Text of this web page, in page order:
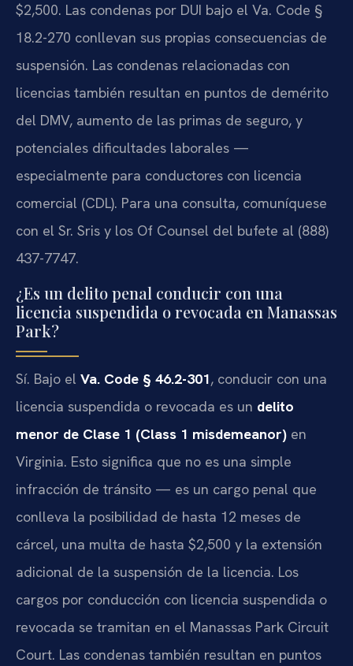
$2,500. Las condenas por DUI bajo el Va. Code §
18.2-270 conllevan sus propias consecuencias de
suspensión. Las condenas relacionadas con
licencias también resultan en puntos de demérito
del DMV, aumento de las primas de seguro, y
potenciales dificultades laborales —
especialmente para conductores con licencia
comercial (CDL). Para una consulta, comuníquese
con el Sr. Sris y los Of Counsel del bufete al (888)
437-7747.
¿Es un delito penal conducir con una
licencia suspendida o revocada en Manassas
Park?
Sí. Bajo el Va. Code § 46.2-301, conducir con una
licencia suspendida o revocada es un delito
menor de Clase 1 (Class 1 misdemeanor) en
Virginia. Esto significa que no es una simple
infracción de tránsito — es un cargo penal que
conlleva la posibilidad de hasta 12 meses de
cárcel, una multa de hasta $2,500 y la extensión
adicional de la suspensión de la licencia. Los
cargos por conducción con licencia suspendida o
revocada se tramitan en el Manassas Park Circuit
Court. Las condenas también resultan en puntos